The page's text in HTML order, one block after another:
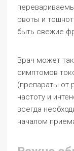
рвоты и
быть свежие
Врач может
симптомов
(препараты от
частоту и
всегда
началом